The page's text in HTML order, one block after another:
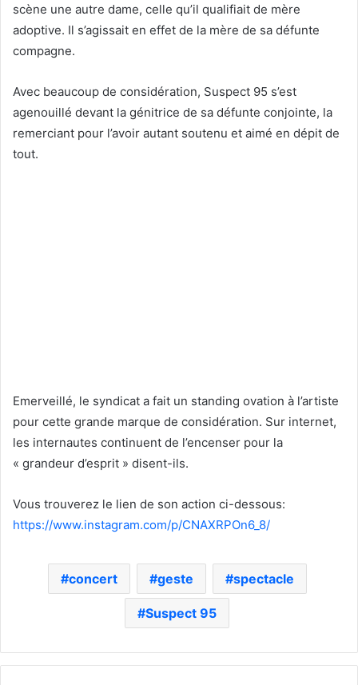
scène une autre dame, celle qu’il qualifiait de mère
adoptive. Il s’agissait en effet de la mère de sa défunte
compagne.
Avec beaucoup de considération, Suspect 95 s’est
agenouillé devant la génitrice de sa défunte conjointe, la
remerciant pour l’avoir autant soutenu et aimé en dépit de
tout.
Emerveillé, le syndicat a fait un standing ovation à l’artiste
pour cette grande marque de considération. Sur internet,
les internautes continuent de l’encenser pour la
« grandeur d’esprit » disent-ils.
Vous trouverez le lien de son action ci-dessous:
https://www.instagram.com/p/CNAXRPOn6_8/
concert geste spectacle
Suspect 95